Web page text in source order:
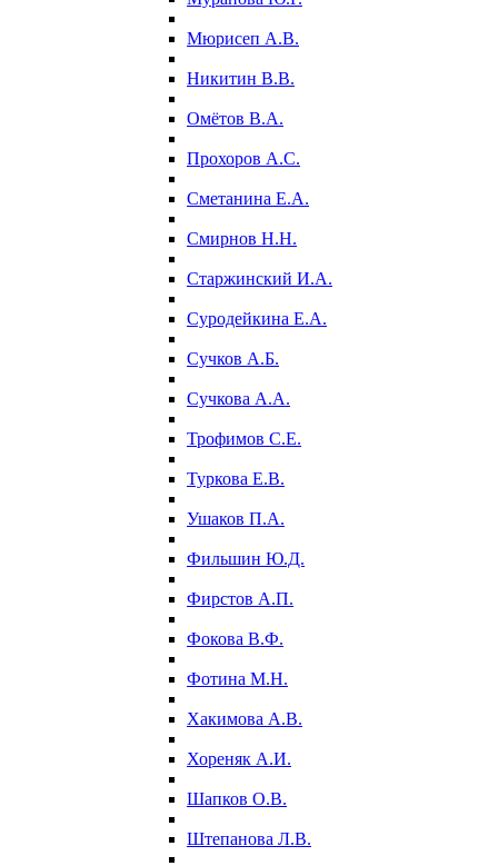
Мюрисеп А.В.
Никитин В.В.
Омётов В.А.
Прохоров А.С.
Сметанина Е.А.
Смирнов Н.Н.
Старжинский И.А.
Суродейкина Е.А.
Сучков А.Б.
Сучкова А.А.
Трофимов С.Е.
Туркова Е.В.
Ушаков П.А.
Фильшин Ю.Д.
Фирстов А.П.
Фокова В.Ф.
Фотина М.Н.
Хакимова А.В.
Хореняк А.И.
Шапков О.В.
Штепанова Л.В.